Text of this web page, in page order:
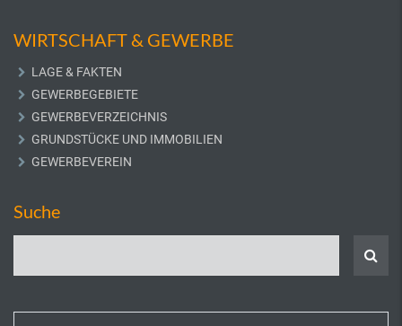
WIRTSCHAFT & GEWERBE
LAGE & FAKTEN
GEWERBEGEBIETE
GEWERBEVERZEICHNIS
GRUNDSTÜCKE UND IMMOBILIEN
GEWERBEVEREIN
Suche